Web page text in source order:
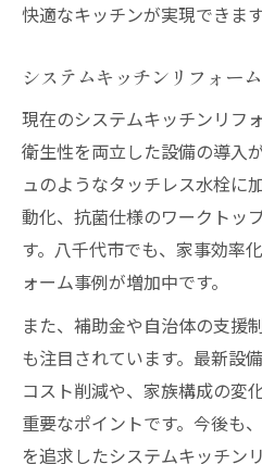
快適なキッチンが実現できます
システムキッチンリフォー
現在のシステムキッチンリフ
衛生性を両立した設備の導入
ュのようなタッチレス水栓に
動化、抗菌仕様のワークトッ
す。八千代市でも、家事効率
ォーム事例が増加中です。
また、補助金や自治体の支援
も注目されています。最新設
コスト削減や、家族構成の変
重要なポイントです。今後も
を追求したシステムキッチン